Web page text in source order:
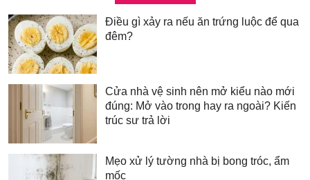
Điều gì xảy ra nếu ăn trứng luộc để qua
đêm?
Cửa nhà vệ sinh nên mở kiểu nào mới
đúng: Mở vào trong hay ra ngoài? Kiến
trúc sư trả lời
Mẹo xử lý tường nhà bị bong tróc, ẩm
mốc